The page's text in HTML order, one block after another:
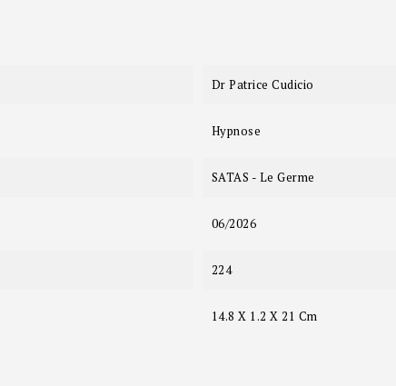
Dr Patrice Cudicio
Hypnose
SATAS - Le Germe
06/2026
224
14.8 X 1.2 X 21 Cm